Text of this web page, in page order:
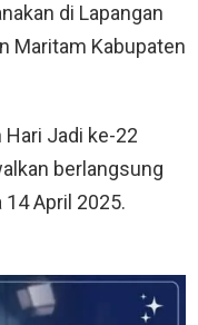
di Lapangan
Maritam Kabupaten
Hari Jadi ke-22
berlangsung
April 2025.